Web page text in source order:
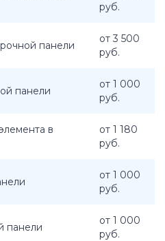
руб.
панели
от 3 500
руб.
панели
от 1 000
руб.
в
от 1 180
руб.
от 1 000
руб.
панели
от 1 000
руб.